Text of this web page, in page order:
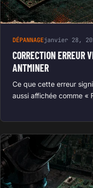
DÉPANNAGEjanvier 28,
CORRECTION
ANTMINER
Ce que cette erreur
aussi affichée comme «